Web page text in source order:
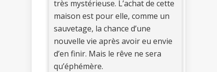
très mystérieuse. L’achat de cette
maison est pour elle, comme un
sauvetage, la chance d’une
nouvelle vie après avoir eu envie
d’en finir. Mais le rêve ne sera
qu’éphémère.